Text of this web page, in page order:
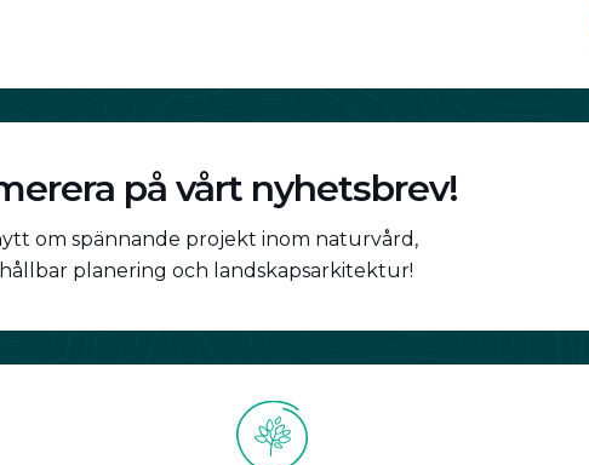
på vårt nyhetsbrev!
om spännande projekt inom naturvård,
planering och landskapsarkitektur!